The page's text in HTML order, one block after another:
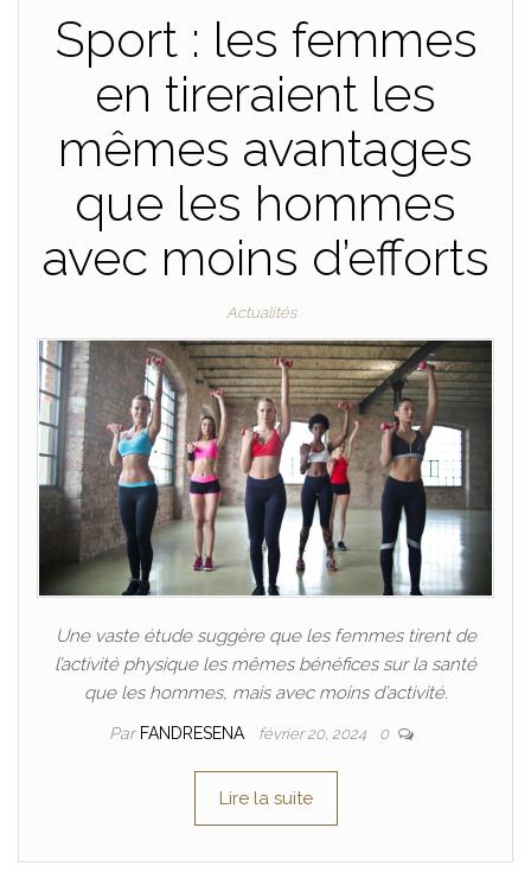
Sport : les femmes
en tireraient les
mêmes avantages
que les hommes
avec moins d’efforts
Actualités
Une vaste étude suggère que les femmes tirent de
l’activité physique les mêmes bénéfices sur la santé
que les hommes, mais avec moins d’activité.
Par FANDRESENA février 20, 2024 0
Lire la suite